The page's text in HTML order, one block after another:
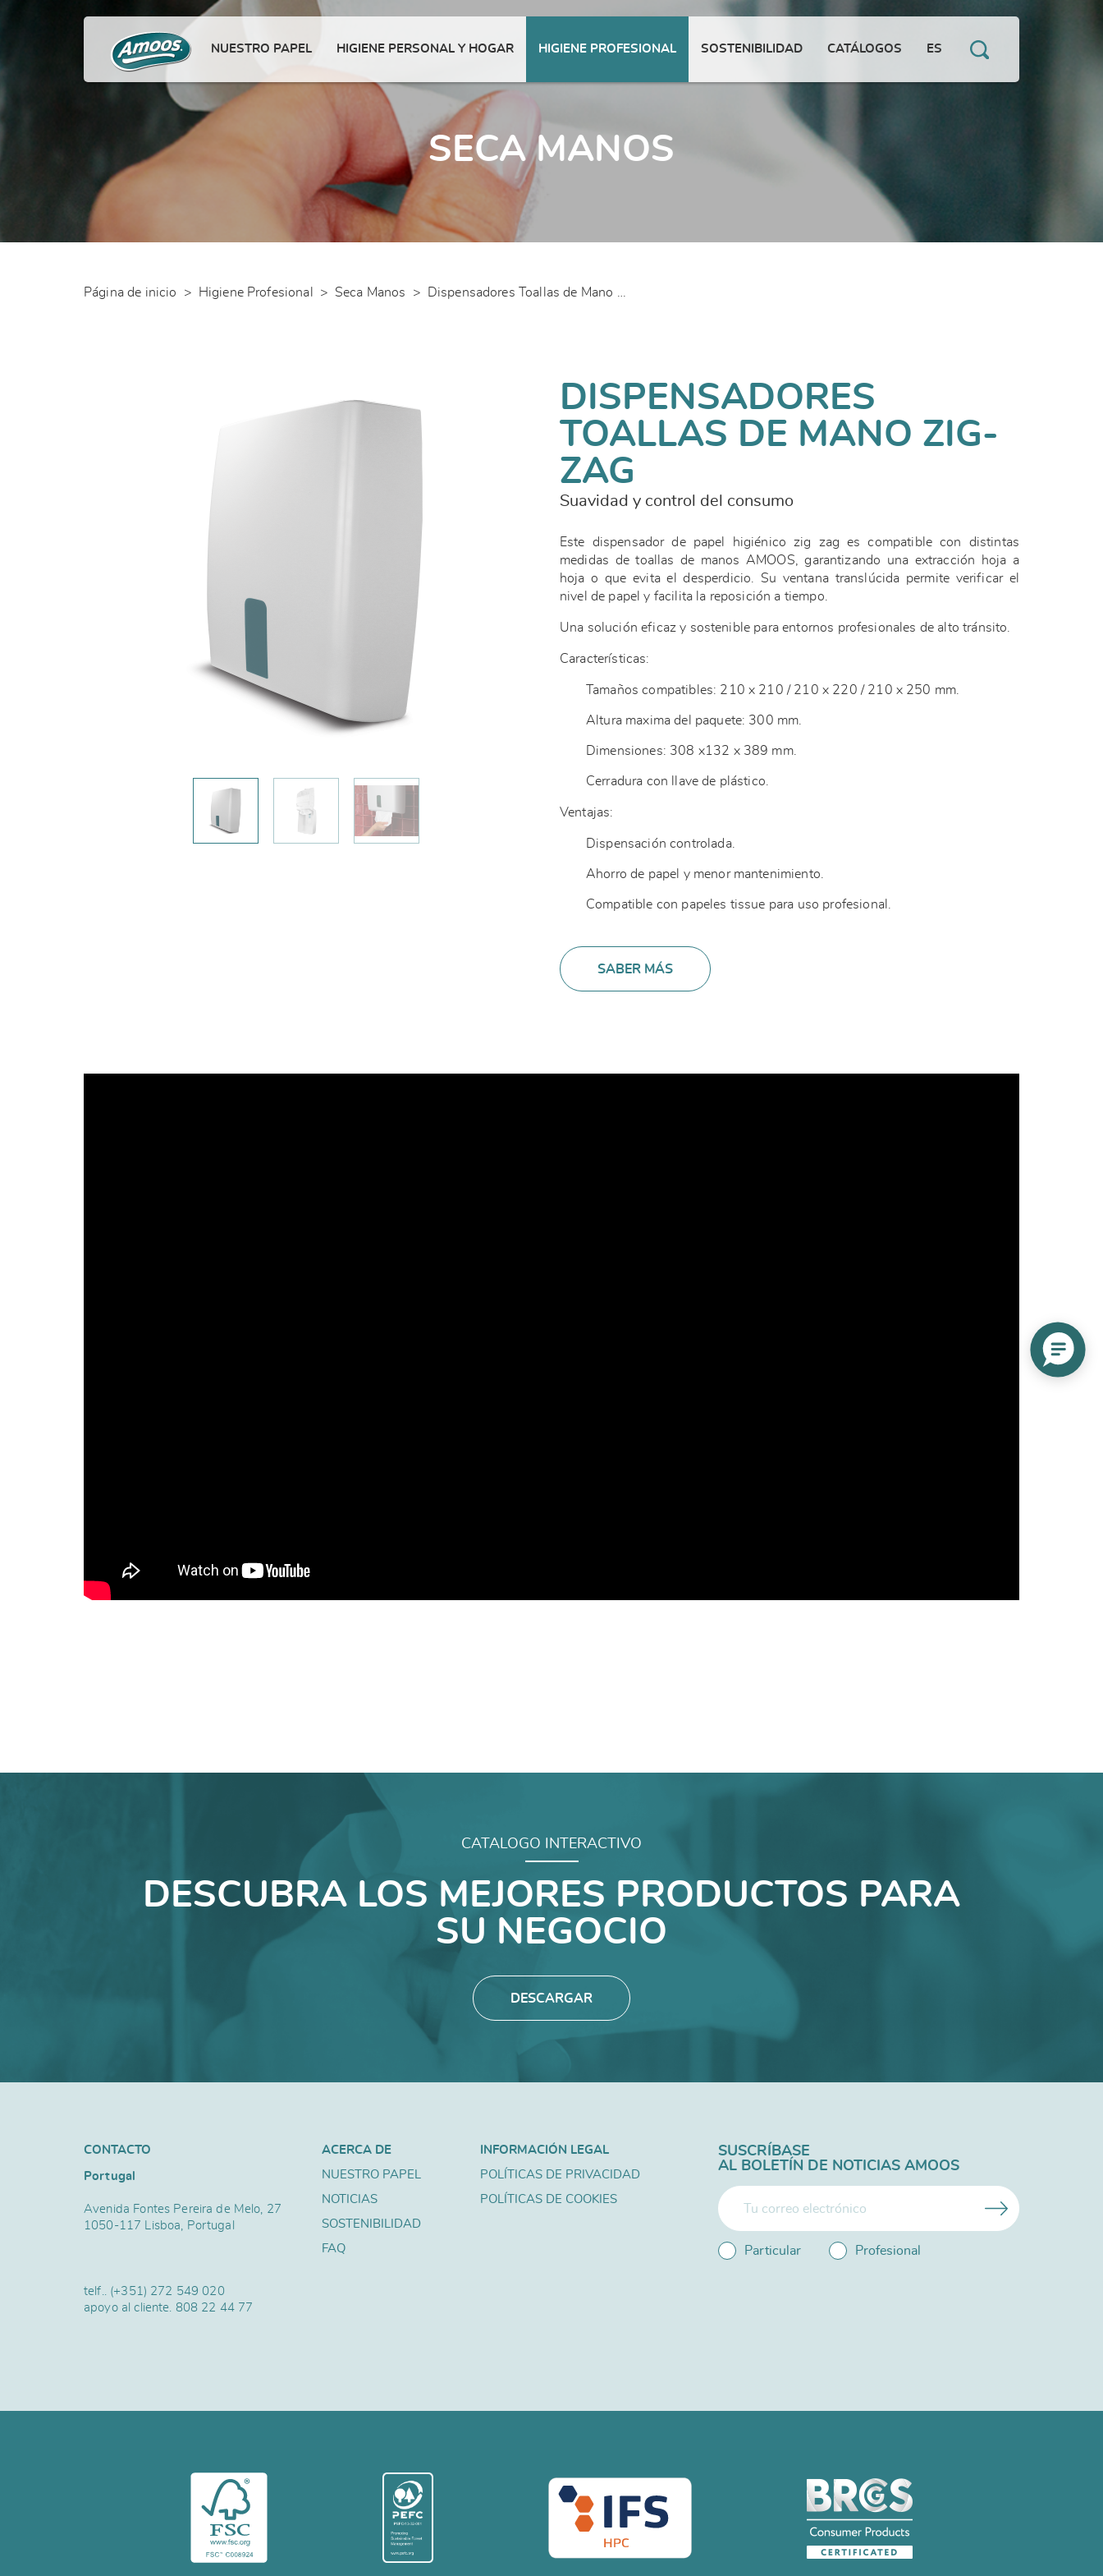
NUESTRO PAPEL HIGIENE PERSONAL Y HOGAR HIGIENE PROFESIONAL SOSTENIBILIDAD CATÁLOGOS ES
SECA MANOS
Página de inicio > Higiene Profesional > Seca Manos >
DISPENSADORES
TOALLAS DE MANO ZIG-
ZAG
Suavidad y control del consumo
Este dispensador de papel higiénico zig zag es compatible con distintas
medidas de toallas de manos AMOOS, garantizando una extracción hoja a
hoja o que evita el desperdicio. Su ventana translúcida permite verificar el
nivel de papel y facilita la reposición a tiempo.
Una solución eficaz y sostenible para entornos profesionales de alto tránsito.
Características:
Tamaños compatibles: 210 x 210 / 210 x 220 / 210 x 250 mm.
Altura maxima del paquete: 300 mm.
Dimensiones: 308 x132 x 389 mm.
Cerradura con llave de plástico.
Ventajas:
Dispensación controlada.
Ahorro de papel y menor mantenimiento.
Compatible con papeles tissue para uso profesional.
SABER MÁS
CATALOGO INTERACTIVO
DESCUBRA LOS MEJORES PRODUCTOS PARA
SU NEGOCIO
DESCARGAR
CONTACTO
Portugal
Avenida Fontes Pereira de Melo, 27
1050-117 Lisboa, Portugal
telf.. (+351) 272 549 020
apoyo al cliente. 808 22 44 77
ACERCA DE
NUESTRO PAPEL
NOTICIAS
SOSTENIBILIDAD
FAQ
INFORMACIÓN LEGAL
POLÍTICAS DE PRIVACIDAD
POLÍTICAS DE COOKIES
SUSCRÍBASE
AL BOLETÍN DE NOTICIAS AMOOS
Particular Profesional